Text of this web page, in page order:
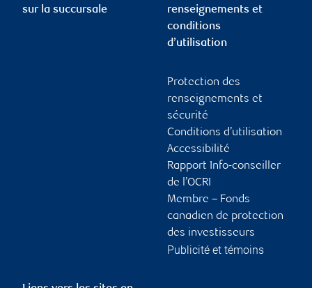
sur la succursale
renseignements et
conditions
d’utilisation
Protection des
renseignements et
sécurité
Conditions d’utilisation
Accessibilité
Rapport Info-conseiller
de l’OCRI
Membre – Fonds
canadien de protection
des investisseurs
Publicité et témoins